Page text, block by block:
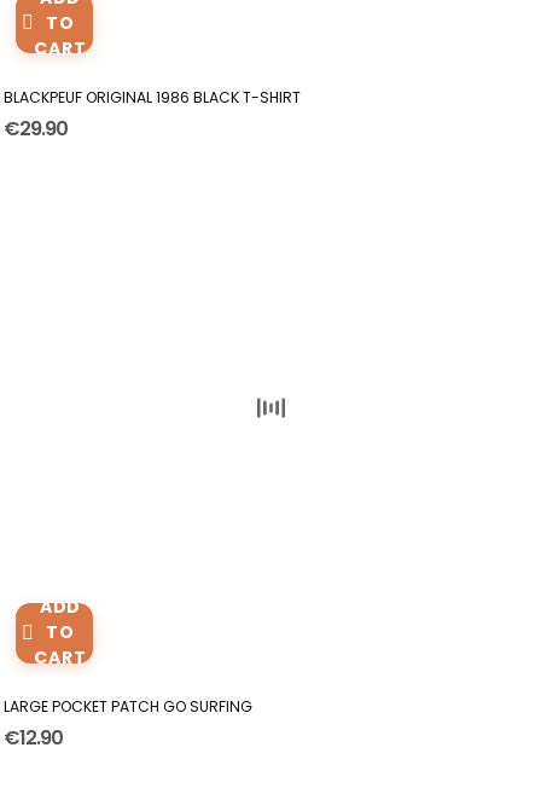
TO
CART
BLACKPEUF ORIGINAL 1986 BLACK T-SHIRT
€29.90
ADD
TO
CART
LARGE POCKET PATCH GO SURFING
€12.90